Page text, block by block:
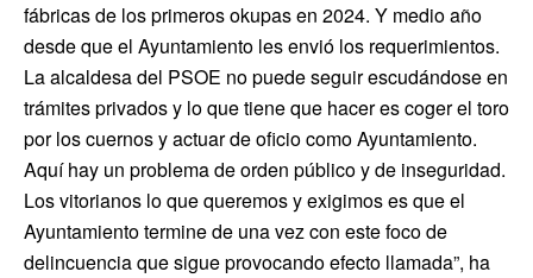
fábricas de los primeros okupas en 2024. Y medio año
desde que el Ayuntamiento les envió los requerimientos.
La alcaldesa del PSOE no puede seguir escudándose en
trámites privados y lo que tiene que hacer es coger el toro
por los cuernos y actuar de oficio como Ayuntamiento.
Aquí hay un problema de orden público y de inseguridad.
Los vitorianos lo que queremos y exigimos es que el
Ayuntamiento termine de una vez con este foco de
delincuencia que sigue provocando efecto llamada”, ha